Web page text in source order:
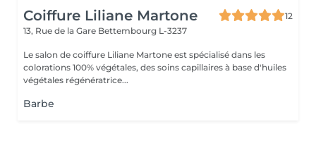
Coiffure Liliane Martone
12
13, Rue de la Gare Bettembourg L-3237
Le salon de coiffure Liliane Martone est spécialisé dans les
colorations 100% végétales, des soins capillaires à base d'huiles
végétales régénératrice...
Barbe